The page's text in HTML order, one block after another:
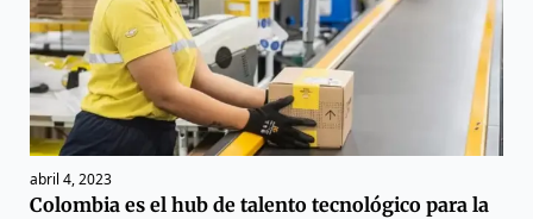
abril 4, 2023
Colombia es el hub de talento tecnológico para la